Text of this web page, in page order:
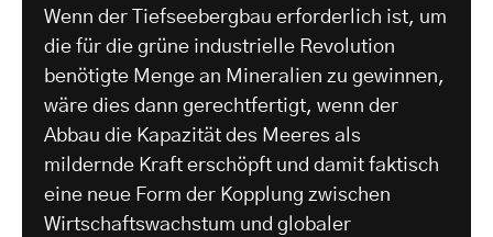
Wenn der Tiefseebergbau erforderlich ist, um
die für die grüne industrielle Revolution
benötigte Menge an Mineralien zu gewinnen,
wäre dies dann gerechtfertigt, wenn der
Abbau die Kapazität des Meeres als
mildernde Kraft erschöpft und damit faktisch
eine neue Form der Kopplung zwischen
Wirtschaftswachstum und globaler